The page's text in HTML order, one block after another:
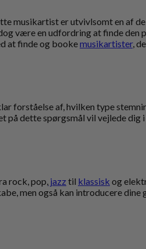
musikartist er utvivlsomt en af
være en udfordring at finde den
at finde og bookemusikartister,
forståelse af, hvilken type
dette spørgsmål vil vejlede dig
rock, pop, jazz til klassisk og
men også kan introducere